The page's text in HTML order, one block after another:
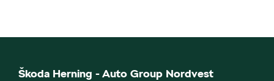
Škoda Herning - Auto Group Nordvest